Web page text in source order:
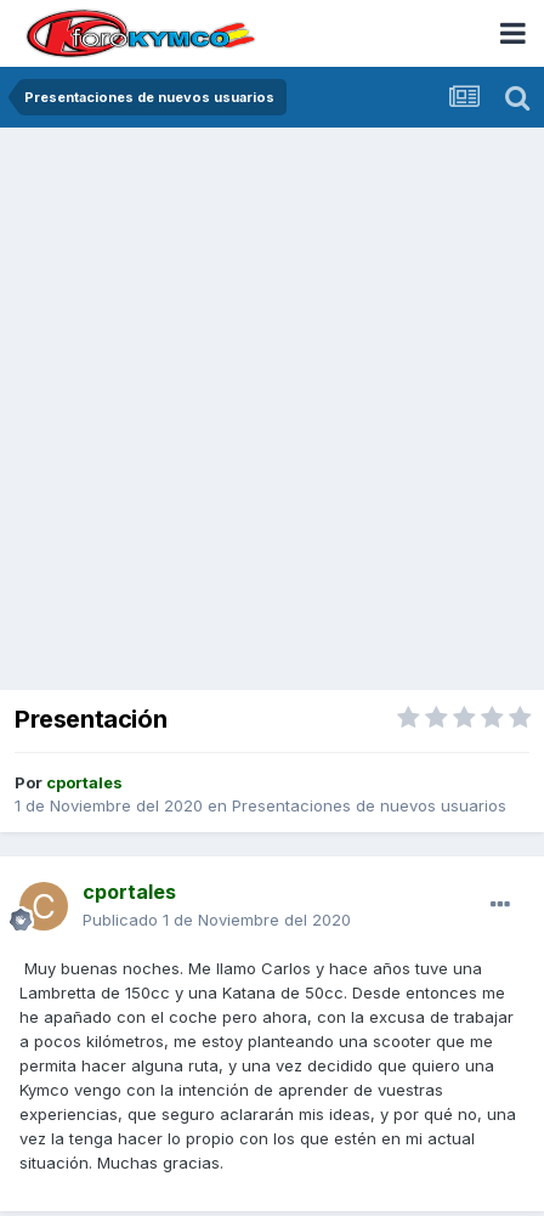
Presentaciones de nuevos usuarios
Presentación
Por cportales
1 de Noviembre del 2020 en Presentaciones de nuevos usuarios
cportales
Publicado 1 de Noviembre del 2020
Muy buenas noches. Me llamo Carlos y hace años tuve una
Lambretta de 150cc y una Katana de 50cc. Desde entonces me
he apañado con el coche pero ahora, con la excusa de trabajar
a pocos kilómetros, me estoy planteando una scooter que me
permita hacer alguna ruta, y una vez decidido que quiero una
Kymco vengo con la intención de aprender de vuestras
experiencias, que seguro aclararán mis ideas, y por qué no, una
vez la tenga hacer lo propio con los que estén en mi actual
situación. Muchas gracias.